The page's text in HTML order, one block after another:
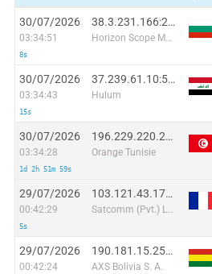
30/07/2026
03:34:51
8s
38.3.231.166:27892
Horizon Scope Mobile Telecom WLL
30/07/2026
03:34:43
15s
37.239.61.10:51280
Hulum
30/07/2026
03:34:28
1d 2h 51m 59s
196.229.220.250:58206
Orange Tunisie
29/07/2026
00:42:29
5s
103.121.43.178:56146
Satcomm (Pvt.) Ltd.
29/07/2026
00:42:24
190.181.15.254:48932
AXS Bolivia S. A.